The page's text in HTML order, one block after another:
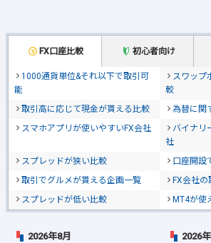
FX口座比較 初心者向け
1000通貨単位&それ以下で取引可
能
スワップ
較
取引高に応じて現金が貰える比較
為替に関
スマホアプリが使いやすいFX会社
バイナリ
社
スプレッドが狭い比較
口座開設
取引でグルメが貰える企画一覧
FX会社
スプレッドが低い比較
MT4が使
2026年8月 2026